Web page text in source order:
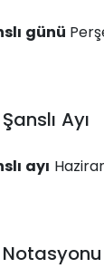
günü
Ayı
ayı